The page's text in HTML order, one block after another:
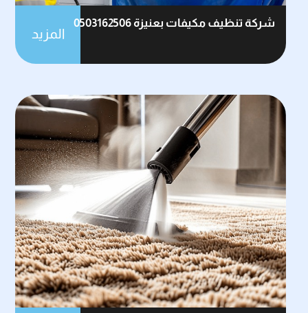
شركة تنظيف مكيفات بعنيزة 0503162506
المزيد